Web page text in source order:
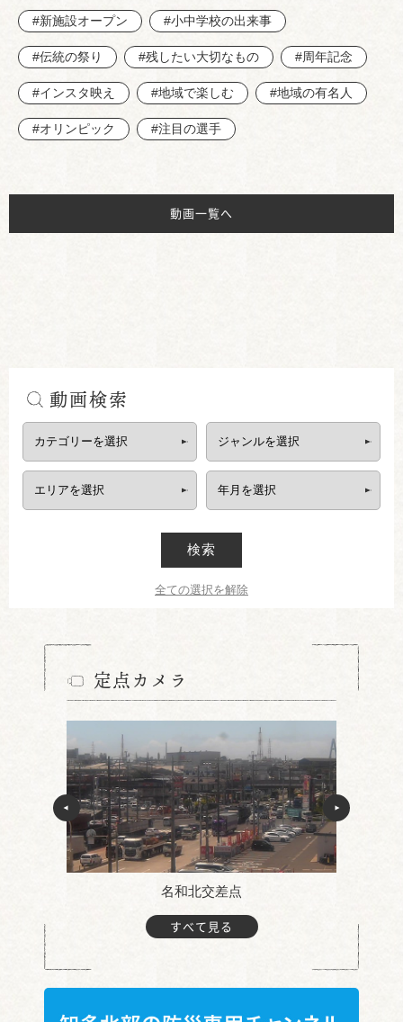
#新施設オープン #小中学校の出来事
#伝統の祭り #残したい大切なもの #周年記念
#インスタ映え #地域で楽しむ #地域の有名人
#オリンピック #注目の選手
動画一覧へ
動画検索
検索
全ての選択を解除
定点カメラ
名和北交差点
すべて見る